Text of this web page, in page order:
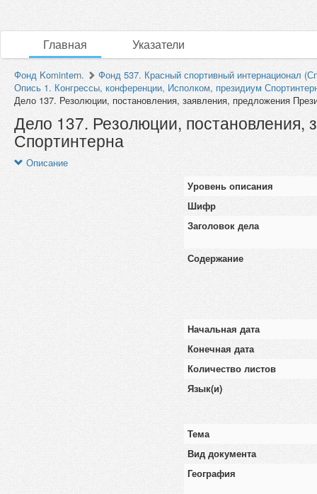
Главная Указатели
Фонд Komintern.
Фонд 537. Красный спортивный интернационал
Опись 1. Конгрессы, конференции, Исполком, президиум
Дело 137. Резолюции, постановления, заявления, предложения
Дело 137. Резолюции,
Спортинтерна
Описание
Уровень описания
Шифр
Заголовок дела
Содержание
Начальная дата
Конечная дата
Количество листов
Язык(и)
Тема
Вид документа
География